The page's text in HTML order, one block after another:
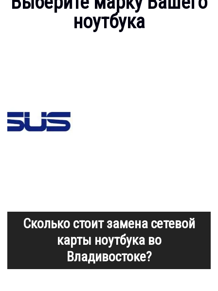
ноутбука
Сколько стоит замена сетевой
карты ноутбука во
Владивостоке?